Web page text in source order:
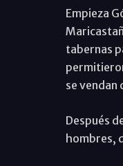
Empieza
tabernas
se vendan
Después
hombres,